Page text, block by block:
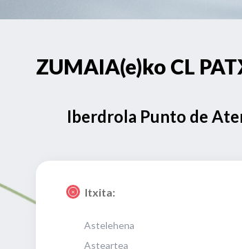
ZUMAIA(e)ko CL
Iberdrola Punto de
Itxita:
Astelehena
Asteartea